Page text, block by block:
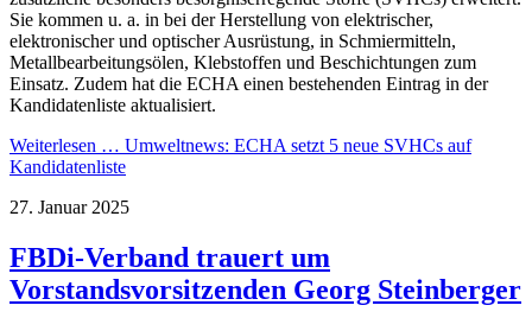
Sie kommen u. a. in bei der Herstellung von elektrischer,
elektronischer und optischer Ausrüstung, in Schmiermitteln,
Metallbearbeitungsölen, Klebstoffen und Beschichtungen zum
Einsatz. Zudem hat die ECHA einen bestehenden Eintrag in der
Kandidatenliste aktualisiert.
Weiterlesen … Umweltnews: ECHA setzt 5 neue SVHCs auf
Kandidatenliste
27. Januar 2025
FBDi-Verband trauert um
Vorstandsvorsitzenden Georg Steinberger